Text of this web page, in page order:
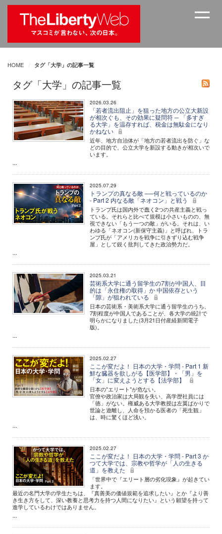
HOME タグ「大学」の記事一覧
タグ「大学」の記事一覧
2026.03.26
「若者流出阻止」を狙った地方の公立大新設
が相次ぐも、その効果に疑問符 ─ 「多すぎ
る大学」を温存すれば、税金は無駄金になり
かねない
近年、地方自治体が「地方の若者流出を防ぐ」な
どの目的で、公立大学を新設する動きが相次いで
います。
...
2025.07.29
トランプの真なる敵 ──何と戦っているのか
- Part 2 内なる敵「ネオコン」と戦う
トランプ氏は国内外で蠢く2つの共産主義と戦っ
ている。それらと比べて規模は小さいものの、無
視できない「もう一つの敵」がいる。それは、い
わゆる「ネオコン(新保守主義)」と呼ばれ、トラ
ンプ氏が「アメリカを戦争に引きずり込む戦争
屋」として鋭く批判してきた政治勢力だ。
...
2025.03.21
芸術系大学に通う留学生の7割が中国人、目
的は「永住権の取得」か 中国依存という
「隙」が狙われている
日本の芸術系・美術系大学に通う留学生のうち、
7割程度が中国人であることが、各大学の統計で
明らかになりました(3月21日付産経新聞電子
版)。
...
2025.02.27
ここが変だよ！ 日本の大学・学問 - Part 1 新
鮮な臓器を欲しがる【医学部】・「男」を
「女」に変えようとする【法学部】
日本の"エリート"が危ない。
官僚や政治家は大局観を失い、高学歴社員には
「徳」がない。権威ある大学教授は左翼ばかりで
世論と遊離し、人命を預かる医者の「死生観」
は、時に驚くほど浅い。
...
2025.02.27
ここが変だよ！ 日本の大学・学問 - Part 3 か
つて大学では、宗教や哲学が「人の生きる
道」を教えた
「世界中で『エリート層の劣化現象』が起きてい
ます。
最近の名門大学の学生たちは、『真善美の価値規範を追求したい』とか『より善
き生き方をして、深い教養と思考力を持つ人間になりたい』という願望を持って
進学しているわけではありません。
...